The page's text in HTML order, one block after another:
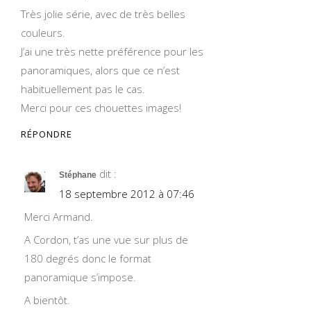
Très jolie série, avec de très belles
couleurs.
J’ai une très nette préférence pour les
panoramiques, alors que ce n’est
habituellement pas le cas.
Merci pour ces chouettes images!
RÉPONDRE
Stéphane dit :
18 septembre 2012 à 07:46
Merci Armand.
A Cordon, t’as une vue sur plus de
180 degrés donc le format
panoramique s’impose.
A bientôt.